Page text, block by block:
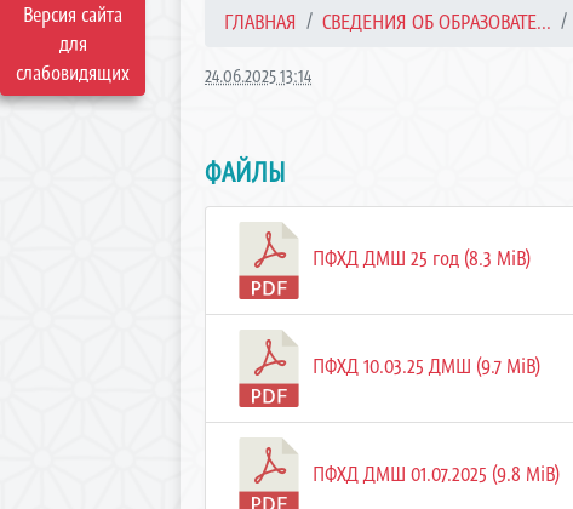
Версия сайта
для
слабовидящих
ГЛАВНАЯ СВЕДЕНИЯ ОБ ОБРАЗОВАТЕ...
24.06.2025 13:14
ФАЙЛЫ
ПФХД ДМШ 25 год (8.3 MiB)
ПФХД 10.03.25 ДМШ (9.7 MiB)
ПФХД ДМШ 01.07.2025 (9.8 MiB)